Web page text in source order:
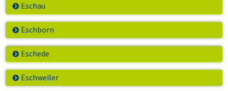
Eschau
Eschborn
Eschede
Eschweiler